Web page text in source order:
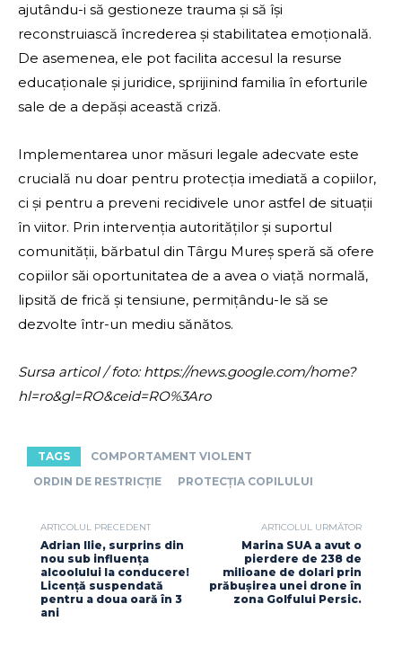
ajutându-i să gestioneze trauma și să își
reconstruiască încrederea și stabilitatea emoțională.
De asemenea, ele pot facilita accesul la resurse
educaționale și juridice, sprijinind familia în eforturile
sale de a depăși această criză.
Implementarea unor măsuri legale adecvate este
crucială nu doar pentru protecția imediată a copiilor,
ci și pentru a preveni recidivele unor astfel de situații
în viitor. Prin intervenția autorităților și suportul
comunității, bărbatul din Târgu Mureș speră să ofere
copiilor săi oportunitatea de a avea o viață normală,
lipsită de frică și tensiune, permițându-le să se
dezvolte într-un mediu sănătos.
Sursa articol / foto: https://news.google.com/home?
hl=ro&gl=RO&ceid=RO%3Aro
TAGS
COMPORTAMENT VIOLENT
ORDIN DE RESTRICȚIE
PROTECȚIA COPILULUI
ARTICOLUL PRECEDENT
Adrian Ilie, surprins din
nou sub influența
alcoolului la conducere!
Licență suspendată
pentru a doua oară în 3
ani
ARTICOLUL URMĂTOR
Marina SUA a avut o
pierdere de 238 de
milioane de dolari prin
prăbușirea unei drone în
zona Golfului Persic.